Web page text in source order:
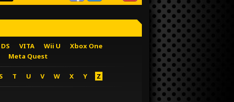
DS VITA Wii U
Xbox One
Meta Quest
S T U V W X Y Z